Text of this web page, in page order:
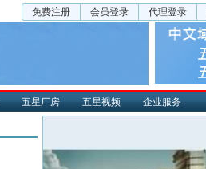
免费注册 会员登录 代理登录
五星厂房 五星视频 企业服务